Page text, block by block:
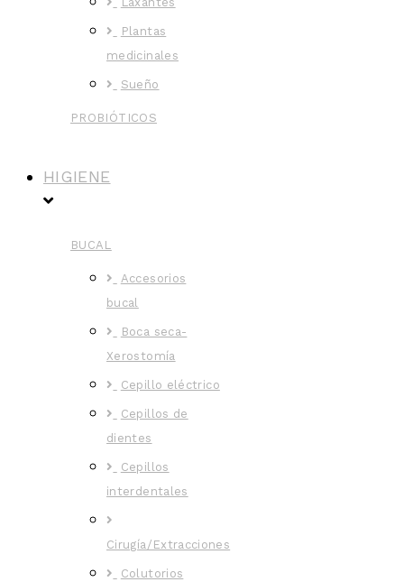
Plantas
medicinales
Sueño
PROBIÓTICOS
HIGIENE
BUCAL
Accesorios
bucal
Boca seca-
Xerostomía
Cepillo eléctrico
Cepillos de
dientes
Cepillos
interdentales
Cirugía/Extracciones
Colutorios